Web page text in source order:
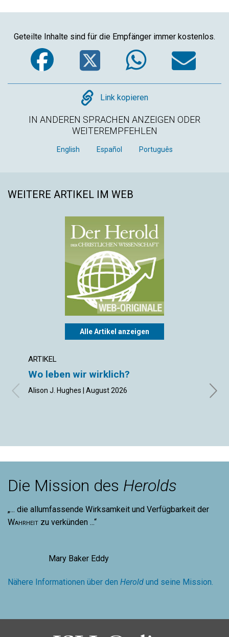
Geteilte Inhalte sind für die Empfänger immer kostenlos.
Facebook
Twitter
Copy
Link kopieren
IN ANDEREN SPRACHEN ANZEIGEN ODER
WEITEREMPFEHLEN
English Español Português
WEITERE ARTIKEL IM WEB
Alle Artikel anzeigen
ARTIKEL
Wo leben wir wirklich?
Alison J. Hughes | August 2026 Inge
Die Mission des Herolds
„... die allumfassende Wirksamkeit und Verfügbarkeit der
Wahrheit zu verkünden ...“
Mary Baker Eddy
Nähere Informationen über den Herold und seine Mission.